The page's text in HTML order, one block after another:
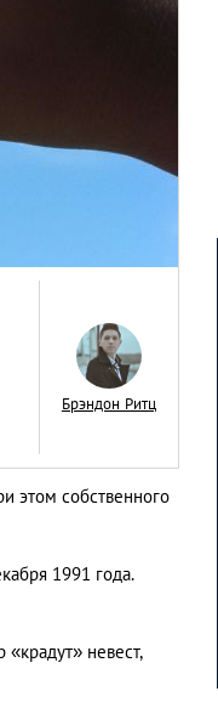
Брэндон Ритц
этом собственного
1991 года.
невест,
известные во